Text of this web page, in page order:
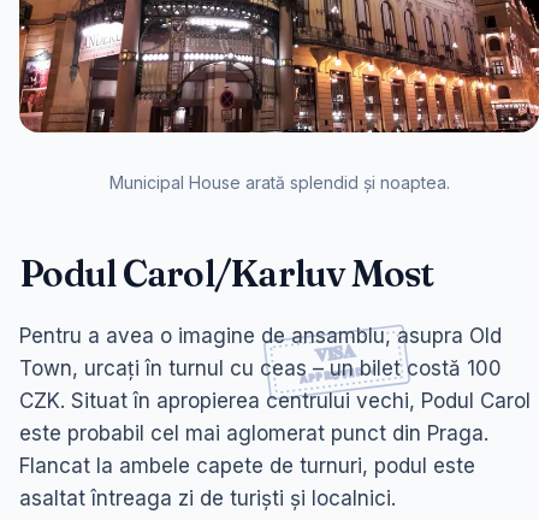
Municipal House arată splendid și noaptea.
Podul Carol/Karluv Most
Pentru a avea o imagine de ansamblu, asupra Old
Town, urcați în turnul cu ceas – un bilet costă 100
CZK. Situat în apropierea centrului vechi, Podul Carol
este probabil cel mai aglomerat punct din Praga.
Flancat la ambele capete de turnuri, podul este
asaltat întreaga zi de turiști și localnici.